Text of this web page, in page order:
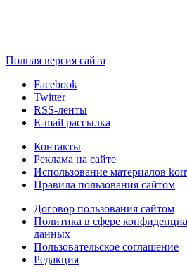
Полная версия сайта
Facebook
Twitter
RSS-ленты
E-mail рассылка
Контакты
Реклама на сайте
Использование материалов
Правила пользования сайтом
Договор пользования сайтом
Политика в сфере
данных
Пользовательское соглашение
Редакция